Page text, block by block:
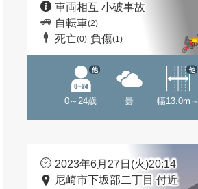
車両相互 小破事故
自転車(2)
死亡(0) 負傷(1)
0～24歳
他
曇 幅13.0m～
他
2023年6月27日(火)20:14
尼崎市下坂部二丁目 付近